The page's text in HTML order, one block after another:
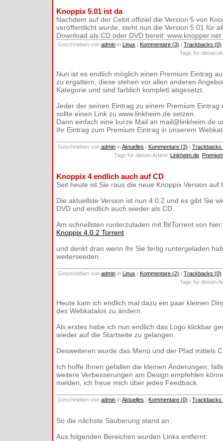
Knoppix 5.01 ist da
Nachdem auf der Cebit offiziel die Version 5 von
veröffentlicht wurde, steht nun die Version 5.01 für
Download als CD oder DVD bereit: www.knopper.net
Geschrieben von admin in Linux | Kommentare (3) | Trackbacks (0)
Tags für diesen
Nun ist es endlich möglich einen Premium Eintrag
zu ergattern, diese stehen vor allen anderen
Kategorie und sind farblich komplett abgesetzt.
Jeder der seinen Eintrag zu einem Premium Eintrag
sollte einen Link zu www.linkheim.de setzen.
Dann einfach eine kurze Mail an mail@linkheim.de
Ihr Eintrag zum Premium Eintrag in unserem
Geschrieben von admin inAktuelles | Kommentare (3) | Trackbacks
Tags für diesen Artikel: Linkheim.de
Knoppix 4 endlich auch auf CD
Seit heute ist Sie raus die neue Knoppix Version auf
Die aktuellste Version ist nun 4.0.2 und es gibt Sie
DVD und endlich auch wieder als CD.
Am schnellsten runterzuladen mit BitTorrent von hier:
Knoppix 4.0.2 Torrent
und denkt dran wenn Ihr Sie fertig runtergeladen
weiterseeden.
Geschrieben von admin in Linux | Kommentare (2) | Trackbacks (0)
Tags für diesen
Heute kam ich endlich mal dazu ein paar kleinen
des Webkatalos zu ändern.
Als erstes habe ich nun endlich das Logo klickbar
wieder auf die Startseite zu gelangen.
Desweiteren wurde das Menü und der Pfad mittels
Ich hoffe Ihnen gefallen die kleinen Änderungen,
weitere Verbesserungen am Design empfehlen
melden, ich freue mich über jedes Feedback.
Geschrieben von admin inAktuelles | Kommentare (0) | Trackbacks
So die nächste Säuberung stand an:
Aus folgenden Bereichen wurden Links entfernt: